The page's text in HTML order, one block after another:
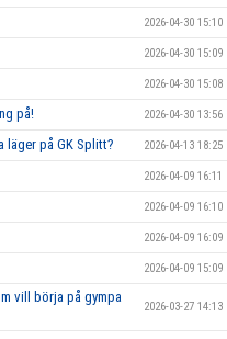
2026-04-30 15:10
2026-04-30 15:09
2026-04-30 15:08
på! 2026-04-30 13:56
läger på GK Splitt? 2026-04-13 18:25
2026-04-09 16:11
2026-04-09 16:10
2026-04-09 16:09
2026-04-09 15:09
vill börja på gympa
2026-03-27 14:13